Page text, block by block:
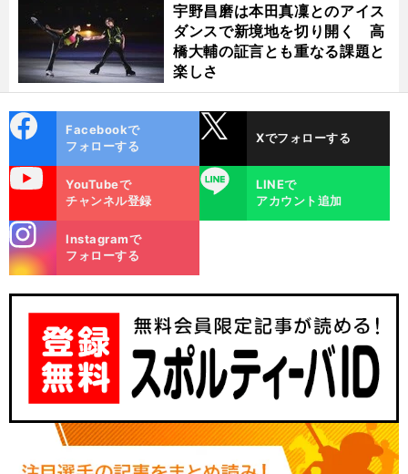
【
女
】
自
」
万
！
」
宇野昌磨は本田真凜とのアイス
ダンスで新境地を切り開く 高
橋大輔の証言とも重なる課題と
楽しさ
ok
Facebookで
フォローする
Xでフォローする
YouTubeで
チャンネル登録
LINE
LINEで
アカウント追加
m
Instagramで
フォローする